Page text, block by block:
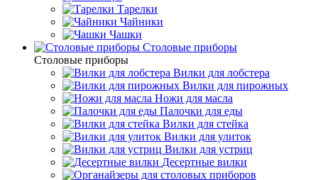
Тарелки
Чайники
Чашки
Cтоловые приборы
Cтоловые приборы
Вилки для лобстера
Вилки для пирожных
Ножи для масла
Палочки для еды
Вилки для стейка
Вилки для улиток
Вилки для устриц
Десертные вилки